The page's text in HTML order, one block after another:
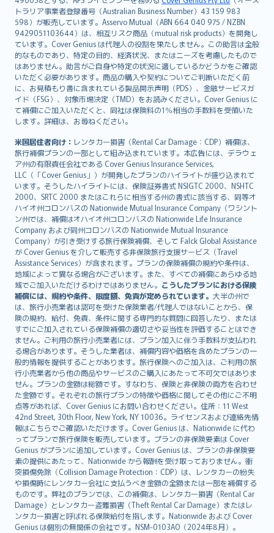
トラリア事業者登録番号（Australian Business Number）43 159 983
598）が販売しています。Asservo Mutual（ABN 664 040 975 / NZBN
9429051103644）は、相互リスク商品（mutual risk products）を開発し
ています。Cover Genius は代理人の役割を果たしません。この助言は全般
的なものであり、特定の目的、経済状況、またはニーズを考慮したもので
はありません。助言がご自身や特定の状況に適しているかどうかをご確認
いただく必要があります。商品の購入や契約についてご判断いただく前
に、お見積もり書に含まれている製品開示声明（PDS）、金融サービスガ
イド（FSG）、対象市場決定（TMD）をお読みください。Cover Genius に
て補償にご加入いただくと、同社は保険料の1％相当の手数料を受領いた
します。詳細は、お尋ねください。
米国居住者向け： レンタカー損害（Rental Car Damage：CDP）補償は、
旅行補償プランの一部として組み込まれています。本広告には、デラウェ
ア州の有限責任会社である Cover Genius Insurance Services,
LLC（「Cover Genius」）が開発したプランのハイライトが盛り込まれて
います。そうしたハイライトには、保険証券書式 NSIGTC 2000、NSHTC
2000、SRTC 2000 またはこれらに相当する州の書式に該当する、同等オ
ハイオ州コロンバスの Nationwide Mutual Insurance Company（ワシント
ン州では、補償はオハイオ州コロンバスの Nationwide Life Insurance
Company および同州コロンバスの Nationwide Mutual Insurance
Company）が引き受けする旅行保険補償、そして Falck Global Assistance
が Cover Genius を介して販売する非保険旅行支援サービス（Travel
Assistance Services）が含まれます。プランの保険補償の規約や条件は、
地域によって異なる場合がございます。また、すべての補償にあらゆる地
域でご加入いただけるわけではありません。 こうしたプランにおける保険
補償には、規約や条件、限度額、免責が定められています。 大半の州で
は、旅行小売業者は認可を受けた保険業者/代理人ではないことから、保
険の規約、給付、免責、条件に関する専門的な質問に回答したり、または
すでにご加入されている保険補償の適切さや妥当性を評価することはでき
ません。ご利用の旅行小売業者には、プラン加入に伴う手数料が支払われ
る場合があります。そうした業者は、補償内容や価格を含めたプランの一
般的情報を提供することがあります。旅行保険へのご加入は、ご利用の旅
行小売業者から他の商品やサービスのご購入にあたって不可欠ではありま
せん。プランの金額は総額です。すなわち、保険と非保険の両方を合わせ
た金額です。それぞれの旅行プランの特徴や価格に関してその他にご不明
点等があれば、Cover Genius にお問い合わせください。住所：11 West
42nd Street, 30th Floor, New York, NY 10036。ライセンスおよび連絡先情
報はこちらでご確認いただけます。Cover Genius は、Nationwide に代わ
ってプランで旅行保険を販売しています。プランの非保険要素は Cover
Genius がプランに追加しています。Cover Genius は、プランの非保険要
素の提供にあたって、Nationwide から報酬を受け取っておりません。衝
突損傷免除（Collision Damage Protection：CDP）は、レンタカーの紛失
や損傷時にレンタカー会社に支払うべき金額の全額または一部を補償する
ものです。弊社のプランでは、この補償は、レンタカー損害（Rental Car
Damage）とレンタカー盗難損害（Theft Rental Car Damage）またはレ
ンタカー損害と呼ばれる保険給付を指します。Nationwide および Cover
Genius は個別の無関係の会社です。NSM-0103AO（2024年8月）。
한국어
dansk
norsk
suomi
العربيّة
Türkçe
česky
Русский
български
català
Hrvatski
eesti
Ελληνικά
Magyar
Íslenska
Bahasa Indonesia
latviešu
Lietuviškai
Bahasa Melayu
Română
српски
Slovensky
Slovenščina
Українська
Tiếng Việt